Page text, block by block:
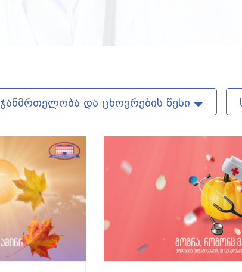
ჯანმრთელობა და ცხოვრების წესი